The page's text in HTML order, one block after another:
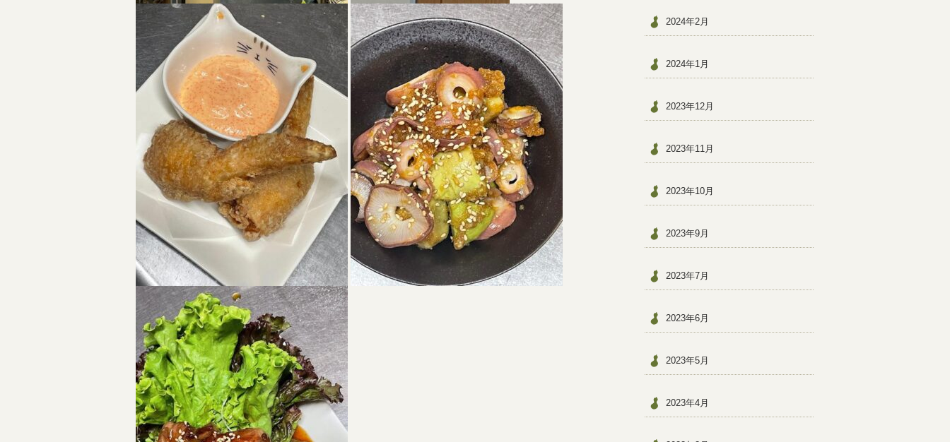
2024年2月
2024年1月
2023年12月
2023年11月
2023年10月
2023年9月
2023年7月
2023年6月
2023年5月
2023年4月